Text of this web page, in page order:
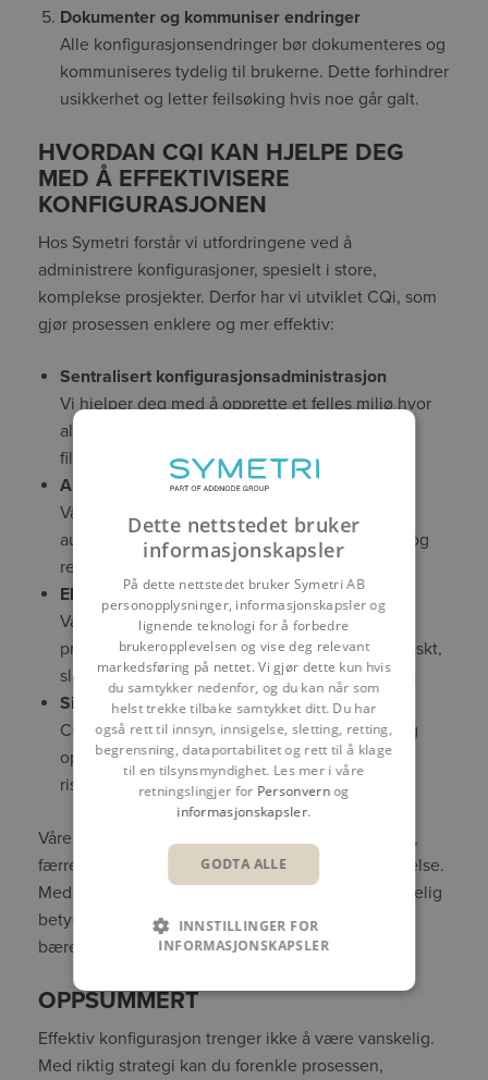
Dokumenter og kommuniser endringer
Alle konfigurasjonsendringer bør dokumenteres og
kommuniseres tydelig til brukerne. Dette forhindrer
usikkerhet og letter feilsøking hvis noe går galt.
HVORDAN CQI KAN HJELPE DEG
MED Å EFFEKTIVISERE
KONFIGURASJONEN
Hos Symetri forstår vi utfordringene ved å
administrere konfigurasjoner, spesielt i store,
komplekse prosjekter. Derfor har vi utviklet CQi, som
gjør prosessen enklere og mer effektiv:
Sentralisert konfigurasjonsadministrasjon
Vi hjelper deg med å opprette et felles miljø hvor
alle arbeider med de samme innstillingene og
filene.
Automatiserte prosesser
Våre løsninger distribuerer oppdateringer
automatisk til alle brukere, noe som sparer tid og
reduserer manuelt arbeid.
Ekspertise
Våre spesialister veileder deg gjennom beste
praksis og hjelper deg med å løse problemer raskt,
slik at konfigurasjonen din alltid er optimalisert.
Sikkerhet og samsvar
CQi sikrer at alle brukere arbeider med sikre og
oppdaterte innstillinger, noe som reduserer
risikoen og øker kvaliteten.
Våre kunder rapporterer om kortere oppstartstider,
færre supporttilfeller og en jevnere brukeropplevelse.
Med CQi kan teamet ditt fokusere på det som virkelig
betyr noe – å skape innovative løsninger og
bærekraftige design.
OPPSUMMERT
Effektiv konfigurasjon trenger ikke å være vanskelig.
Med riktig strategi kan du forenkle prosessen,
Dette nettstedet bruker
informasjonskapsler
På dette nettstedet bruker Symetri AB
personopplysninger, informasjonskapsler og
lignende teknologi for å forbedre
brukeropplevelsen og vise deg relevant
markedsføring på nettet. Vi gjør dette kun hvis
du samtykker nedenfor, og du kan når som
helst trekke tilbake samtykket ditt. Du har
også rett til innsyn, innsigelse, sletting, retting,
begrensning, dataportabilitet og rett til å klage
til en tilsynsmyndighet. Les mer i våre
retningslingjer for Personvernog
informasjonskapsler.
GODTA ALLE
INNSTILLINGER FOR
INFORMASJONSKAPSLER